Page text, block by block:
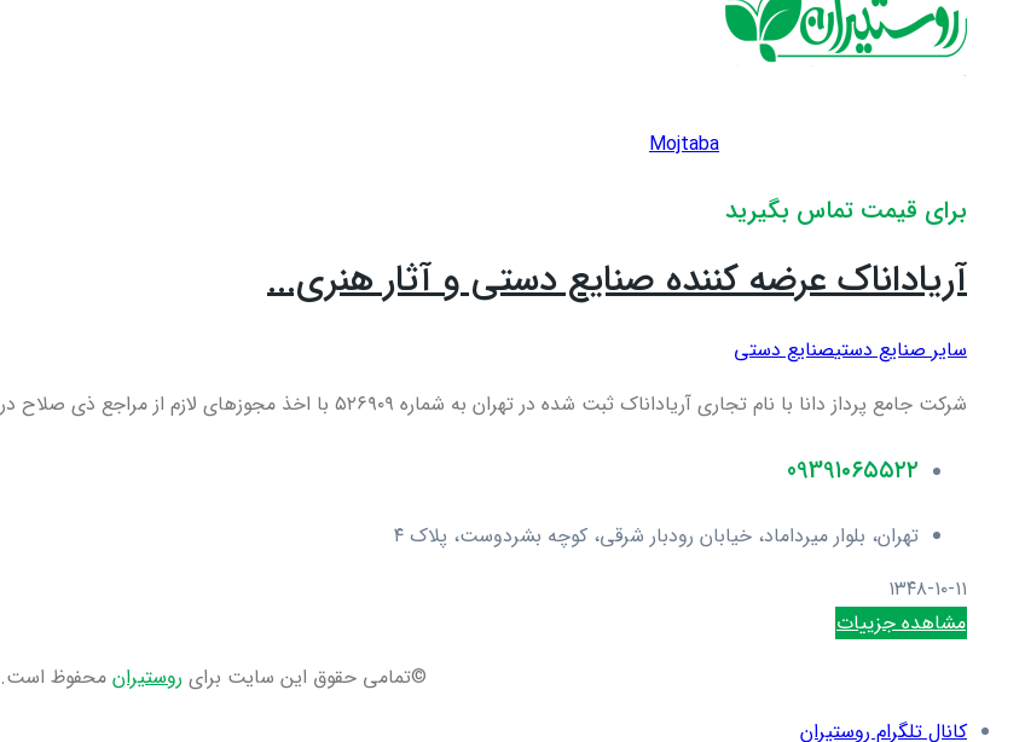
Mojtaba
برای قیمت تماس بگیرید
آریاداناک عرضه کننده صنایع دستی و آثار هنری...
سایر صنایع دستیصنایع دستی
شرکت جامع پرداز دانا با نام تجاری آریاداناک ثبت شده در تهران به شماره ۵۲۶۹۰۹ با اخذ مجوزهای لازم از مراجع ذی صلاح در حوز...
0939۱۰۶۵۵۲۲
تهران، بلوار میرداماد، خیابان رودبار شرقی، کوچه بشردوست، پلاک ۴
۱۳۴۸-۱۰-۱۱
مشاهده جزییات
©تمامی حقوق این سایت برای روستیران محفوظ است.
کانال تلگرام روستیران